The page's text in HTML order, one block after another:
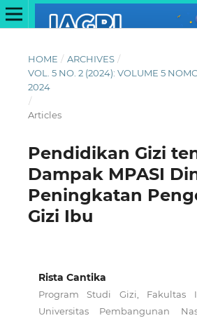
HOME / ARCHIVES /
VOL. 5 NO. 2 (2024): VOLUME 5
2024
/
Articles
Pendidikan Gizi
Dampak MPASI
Peningkatan
Gizi Ibu
Rista Cantika
Program Studi Gizi, Fakultas
Universitas Pembangunan